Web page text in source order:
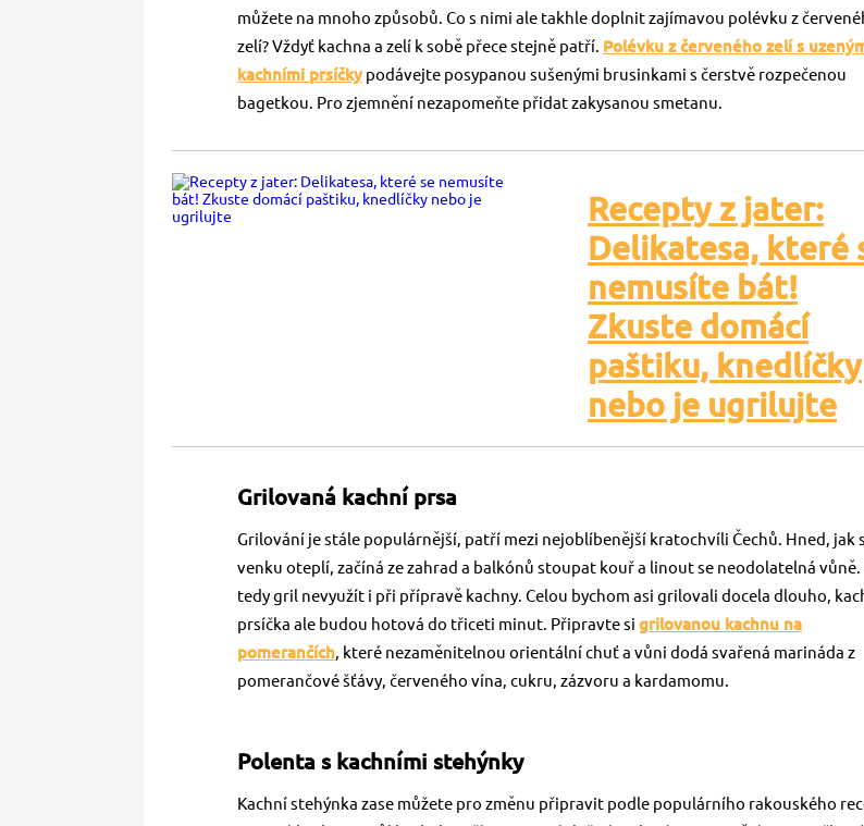
můžete na mnoho způsobů. Co s nimi ale takhle doplnit zajímavou polévku z
zelí? Vždyť kachna a zelí k sobě přece stejně patří. Polévku z červeného zelí s
kachními prsíčky podávejte posypanou sušenými brusinkami s čerstvě rozpečenou
bagetkou. Pro zjemnění nezapomeňte přidat zakysanou smetanu.
Recepty z jater:
Delikatesa, které
nemusíte bát!
Zkuste domácí
paštiku, knedlíčky
nebo je ugrilujte
Grilovaná kachní prsa
Grilování je stále populárnější, patří mezi nejoblíbenější kratochvíli Čechů. Hned, jak
venku oteplí, začíná ze zahrad a balkónů stoupat kouř a linout se neodolatelná vůně.
tedy gril nevyužít i při přípravě kachny. Celou bychom asi grilovali docela dlouho,
prsíčka ale budou hotová do třiceti minut. Připravte si grilovanou kachnu na
pomerančích, které nezaměnitelnou orientální chuť a vůni dodá svařená marináda z
pomerančové šťávy, červeného vína, cukru, zázvoru a kardamomu.
Polenta s kachními stehýnky
Kachní stehýnka zase můžete pro změnu připravit podle populárního rakouského